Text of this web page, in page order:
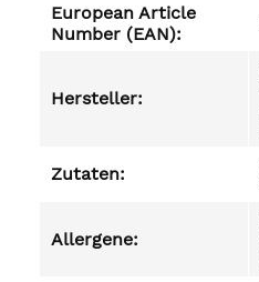
European Article
Number (EAN):
Hersteller:
Zutaten:
Allergene: